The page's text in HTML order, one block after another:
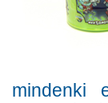
mindenki